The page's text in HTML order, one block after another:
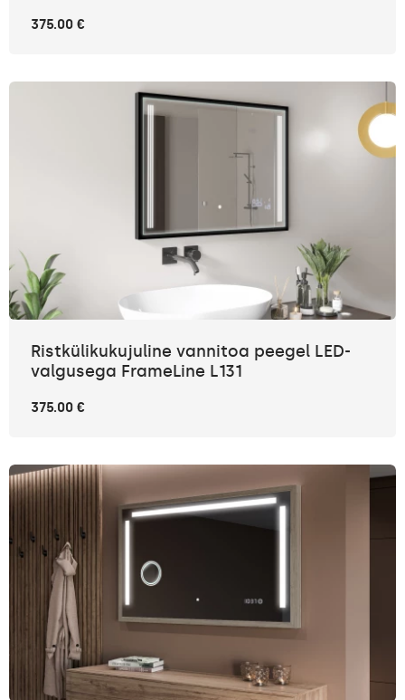
375.00 €
Ristkülikukujuline vannitoa peegel LED-
valgusega FrameLine L131
375.00 €